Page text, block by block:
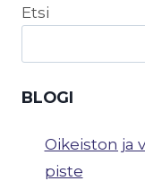
Etsi
BLOGI
Oikeiston ja
piste